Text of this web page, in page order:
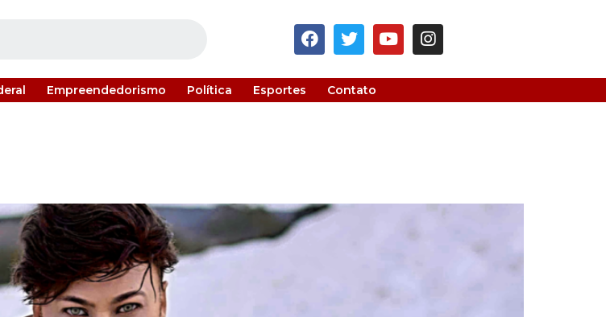
Empreendedorismo Política Esportes Contato